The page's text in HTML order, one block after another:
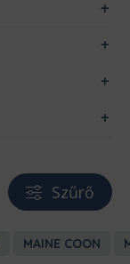
Szűrő
MAINE COON